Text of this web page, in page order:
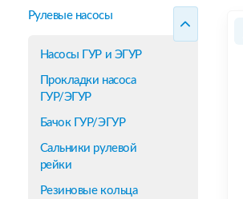
Рулевые насосы
Насосы ГУР и ЭГУР
Прокладки насоса
ГУР/ЭГУР
Бачок ГУР/ЭГУР
Сальники рулевой
рейки
Резиновые кольца